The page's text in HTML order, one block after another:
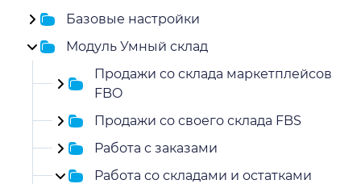
Базовые настройки
Модуль Умный склад
Продажи со склада маркетплейсов
FBO
Продажи со своего склада FBS
Работа с заказами
Работа со складами и остатками